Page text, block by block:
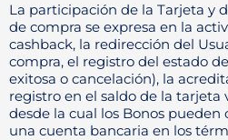
La participación de la Tarjeta y
de compra se expresa en la
cashback, la redirección del
compra, el registro del estado
exitosa o cancelación), la
registro en el saldo de la
desde la cual los Bonos pueden
una cuenta bancaria en los